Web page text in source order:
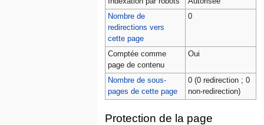
Nombre de
redirections vers
cette page
0
Comptée comme
page de contenu
Oui
Nombre de sous-
pages de cette page
0 (0 redirection ; 0
non-redirection)
Protection de la page